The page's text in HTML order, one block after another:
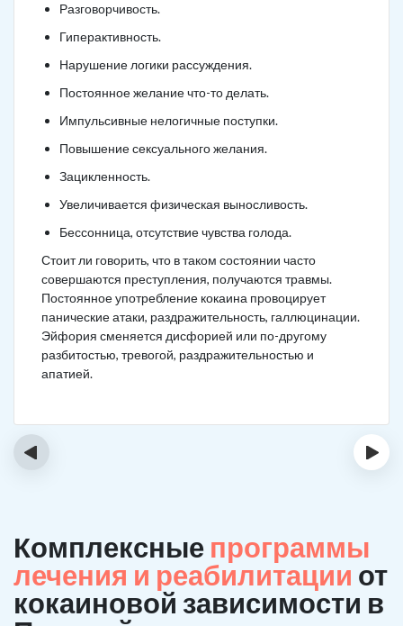
Разговорчивость.
Гиперактивность.
Нарушение логики рассуждения.
Постоянное желание что-то делать.
Импульсивные нелогичные поступки.
Повышение сексуального желания.
Зацикленность.
Увеличивается физическая выносливость.
Бессонница, отсутствие чувства голода.
Стоит ли говорить, что в таком состоянии часто
совершаются преступления, получаются травмы.
Постоянное употребление кокаина провоцирует
панические атаки, раздражительность, галлюцинации.
Эйфория сменяется дисфорией или по-другому
разбитостью, тревогой, раздражительностью и
апатией.
‹ ›
Комплексные программы
лечения и реабилитации от
кокаиновой зависимости в